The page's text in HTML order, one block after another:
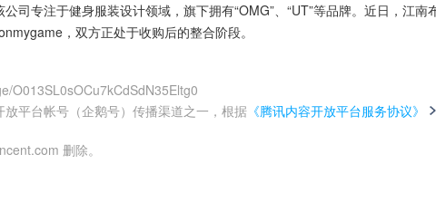
司专注于健身服装设计领域，旗下拥有“OMG”、“UT”等品牌。近日，江南
，双方正处于收购后的整合阶段。
O013SL0sOCu7kCdSdN35Eltg0
平台帐号（企鹅号）传播渠道之一，根据 《腾讯内容开放平台服务协议》
删除。